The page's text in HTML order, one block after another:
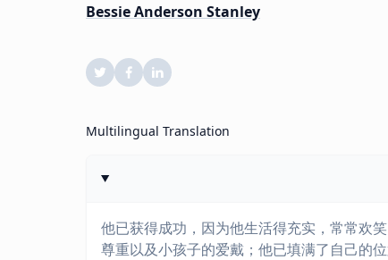
Bessie Anderson Stanley
Multilingual Translation
他已获得成功，因为他生活得充实，常常欢
尊重以及小孩子的爱戴；他已填满了自己的